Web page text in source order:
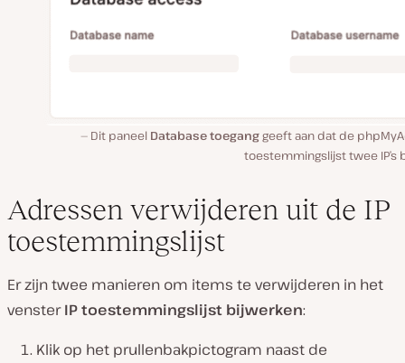
Dit paneel Database toeganggeeft aan dat de
toestemmingslijst twee IP’s
Adressen verwijderen uit de IP
toestemmingslijst
Er zijn twee manieren om items te verwijderen in het
vensterIP toestemmingslijst bijwerken:
Klik op het prullenbakpictogram naast de